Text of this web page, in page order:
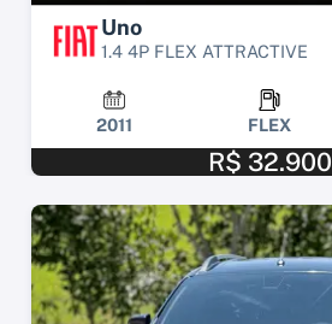
Uno
1.4 4P FLEX ATTRACTIVE
2011 FLEX
R$ 32.900